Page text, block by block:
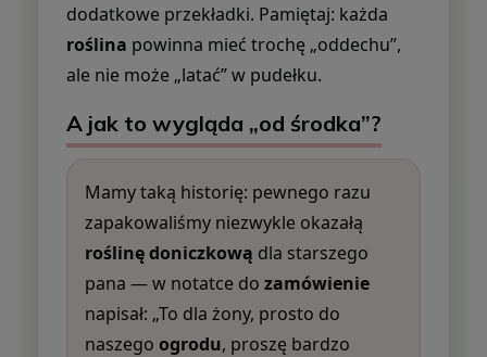
dodatkowe przekładki. Pamiętaj: każda
roślina powinna mieć trochę „oddechu”,
ale nie może „latać” w pudełku.
A jak to wygląda „od środka”?
Mamy taką historię: pewnego razu
zapakowaliśmy niezwykle okazałą
roślinę doniczkową dla starszego
pana — w notatce do zamówienie
napisał: „To dla żony, prosto do
naszego ogrodu, proszę bardzo